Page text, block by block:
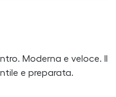
Moderna e veloce. Il
e preparata.